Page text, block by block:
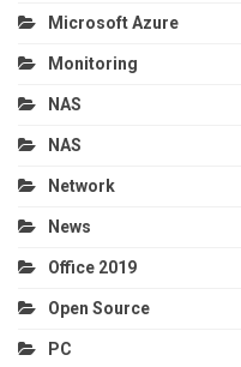
Microsoft Azure
Monitoring
NAS
NAS
Network
News
Office 2019
Open Source
PC